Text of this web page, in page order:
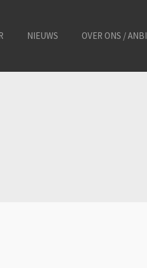
NIEUWS OVER ONS / ANBI